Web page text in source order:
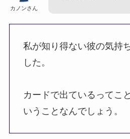
カノンさん
私が知り得ない彼の気持
した。
カードで出ているってこ
いうことなんでしょう。